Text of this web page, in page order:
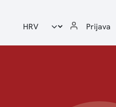
Odabir jezika Prijava